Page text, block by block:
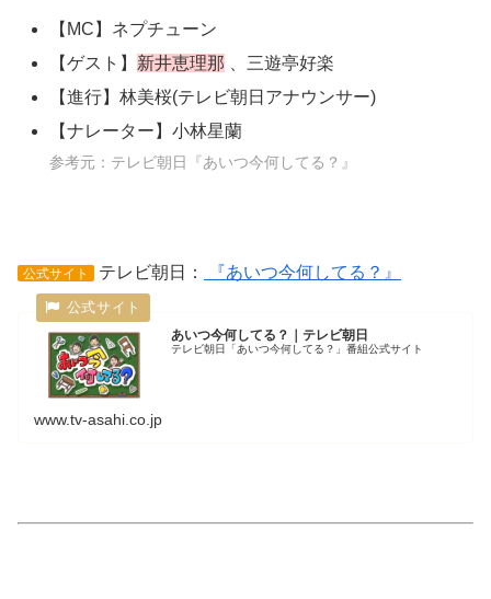
【MC】ネプチューン
【ゲスト】 新井恵理那 、三遊亭好楽
【進行】林美桜(テレビ朝日アナウンサー)
【ナレーター】小林星蘭
参考元：テレビ朝日『あいつ今何してる？』
公式サイト テレビ朝日： 『あいつ今何してる？』
あいつ今何してる？｜テレビ朝日
テレビ朝日「あいつ今何してる？」番組公式サイト
www.tv-asahi.co.jp